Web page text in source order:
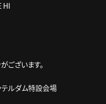
HI
ざいます。
ルダム特設会場